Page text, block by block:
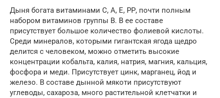
Дыня богата витаминами С, А, Е, РР, почти полным
набором витаминов группы В. В ее составе
присутствует большое количество фолиевой кислоты.
Среди минералов, которыми гигантская ягода щедро
делится с человеком, можно отметить высокие
концентрации кобальта, калия, натрия, магния, кальция,
фосфора и меди. Присутствует цинк, марганец, йод и
железо. В составе дынной мякоти присутствуют
углеводы, сахароза, много растительной клетчатки и